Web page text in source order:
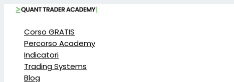
Corso GRATIS
Percorso Academy
Indicatori
Trading Systems
Blog